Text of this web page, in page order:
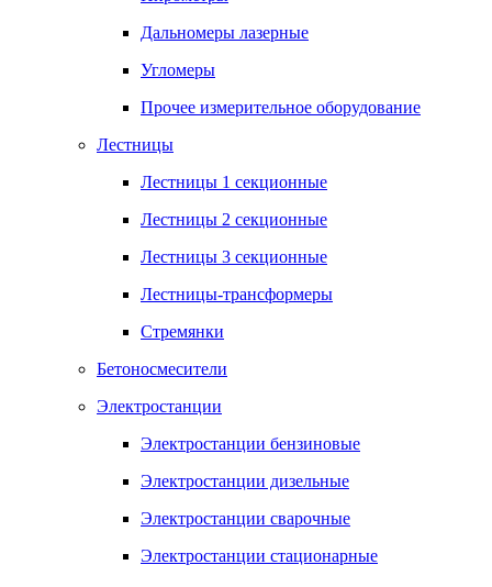
Дальномеры лазерные
Угломеры
Прочее измерительное оборудование
Лестницы
Лестницы 1 секционные
Лестницы 2 секционные
Лестницы 3 секционные
Лестницы-трансформеры
Стремянки
Бетоносмесители
Электростанции
Электростанции бензиновые
Электростанции дизельные
Электростанции сварочные
Электростанции стационарные